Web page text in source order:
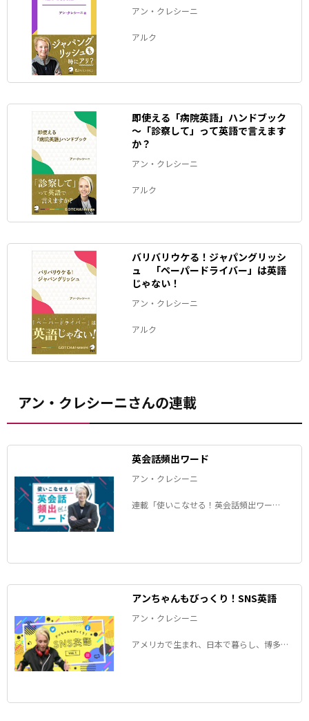
アン・クレシーニ
アルク
即使える「病院英語」ハンドブック
～「診察して」って英語で言えます
か？
アン・クレシーニ
アルク
バリバリウケる！ジャパングリッシ
ュ 「ペーパードライバー」は英語
じゃない！
アン・クレシーニ
アルク
アン・クレシーニさんの連載
英会話頻出ワード
アン・クレシーニ
連載「使いこなせる！英会話頻出ワー
アンちゃんもびっくり！SNS英語
アン・クレシーニ
アメリカで生まれ、日本で暮らし、博多弁